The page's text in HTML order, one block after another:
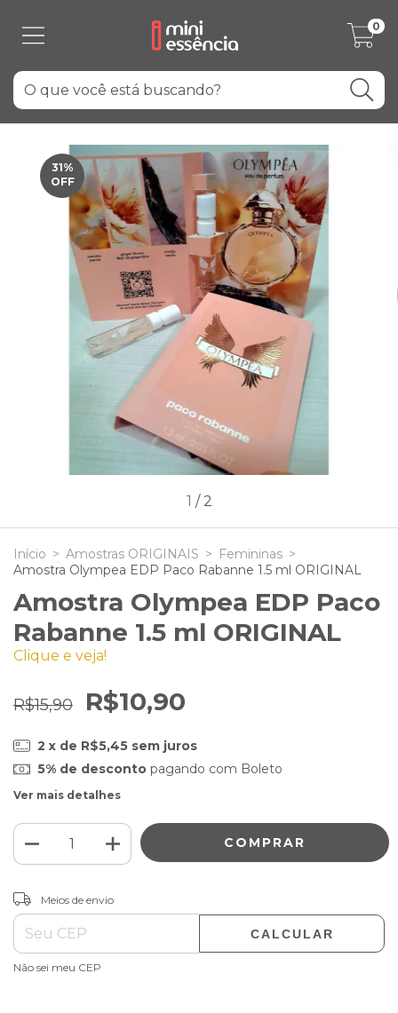
0
31%
OFF
1 / 2
Início > Amostras ORIGINAIS > Femininas >
Amostra Olympea EDP Paco Rabanne 1.5 ml ORIGINAL
Amostra Olympea EDP Paco
Rabanne 1.5 ml ORIGINAL
Clique e veja!
R$15,90 R$10,90
2 x de R$5,45 sem juros
5% de descontopagando com Boleto
Ver mais detalhes
Entregas para o CEP:
Meios de envio
CALCULAR
Não sei meu CEP